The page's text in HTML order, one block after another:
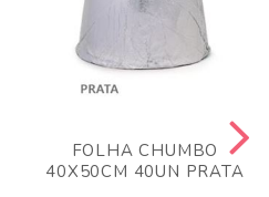
FOLHA CHUMBO
40X50CM 40UN PRATA